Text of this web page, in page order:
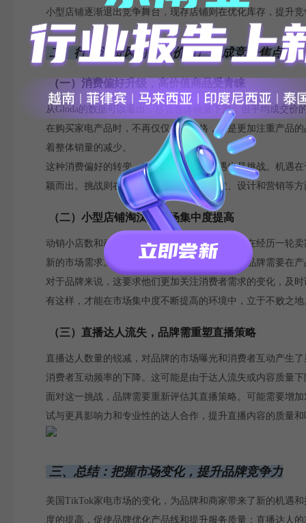
小型店铺逐渐退出竞争舞台，现存店铺则在优化库存，提升
二、行业消费风向：高价值产品成竞争焦点
（一）消费偏好升级，高价值商品受青睐
从Gloda的数据可以看出，尽管整体销量下滑，但平均成交
在购买家电产品时，不再仅仅关注价格，而是更加注重产品
着整体销量的减少。
这种消费偏好的转变，对品牌而言既是机遇也是挑战。机遇
颖而出。挑战则在于，品牌需要在产品研发、设计和营销等
（二）小型店铺淘汰，市场集中度提高
动销小店数和动销商品数的减少，显示出市场正在经历一轮
新的市场需求。这种市场集中度的提高，意味着品牌需要在
对于品牌来说，这要求他们更加关注消费者需求的变化，及
有这样，才能在市场集中度不断提高的环境中，立于不败之地
（三）直播达人流失，品牌需重塑直播策略
直播达人数量的锐减，对品牌的市场曝光和消费者互动产生
消费者互动频率的下降。这可能是由于达人流失或内容质量
面对这一挑战，品牌需要重新评估其直播策略。可能需要增
试与更具影响力和专业性的达人合作，提升直播内容的质量
三、总结：把握市场变化，提升品牌竞争力
美国TikTok家电市场的变化，为品牌和商家带来了新的机遇
度的提高，促使品牌优化产品线和提升服务质量；直播达人